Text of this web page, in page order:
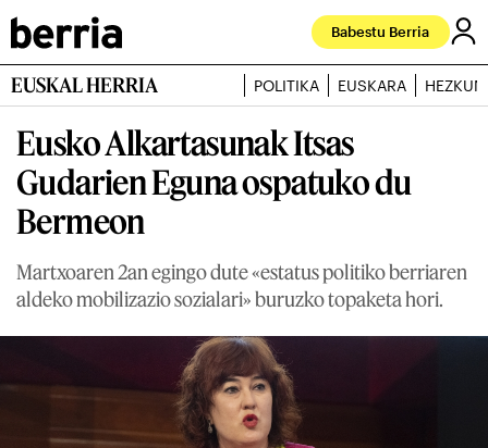
Babestu Berria
EUSKAL HERRIA POLITIKA EUSKARA
Eusko Alkartasunak Itsas
Gudarien Eguna ospatuko du
Bermeon
Martxoaren 2an egingo dute «estatus politiko berriaren
aldeko mobilizazio sozialari» buruzko topaketa hori.